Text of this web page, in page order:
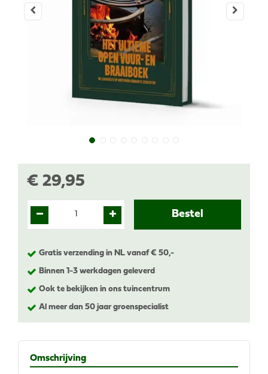
€ 29,95
Gratis verzending in NL vanaf € 50,-
Binnen 1-3 werkdagen geleverd
Ook te bekijken in ons tuincentrum
Al meer dan 50 jaar groenspecialist
Omschrijving